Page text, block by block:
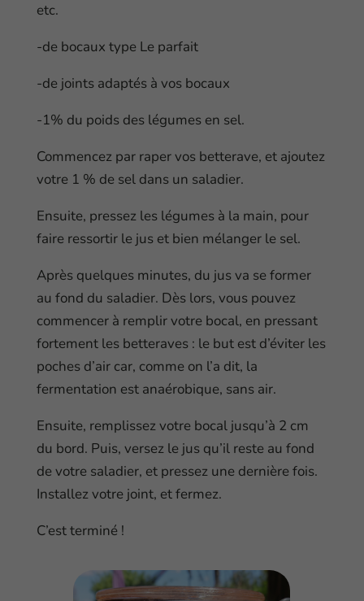
etc.
-de bocaux type Le parfait
-de joints adaptés à vos bocaux
-1% du poids des légumes en sel.
Commencez par raper vos betterave, et ajoutez
votre 1 % de sel dans un saladier.
Ensuite, pressez les légumes à la main, pour
faire ressortir le jus et bien mélanger le sel.
Après quelques minutes, du jus va se former
au fond du saladier. Dès lors, vous pouvez
commencer à remplir votre bocal, en pressant
fortement les betteraves : le but est d’éviter les
poches d’air car, comme on l’a dit, la
fermentation est anaérobique, sans air.
Ensuite, remplissez votre bocal jusqu’à 2 cm
du bord. Puis, versez le jus qu’il reste au fond
de votre saladier, et pressez une dernière fois.
Installez votre joint, et fermez.
C’est terminé !